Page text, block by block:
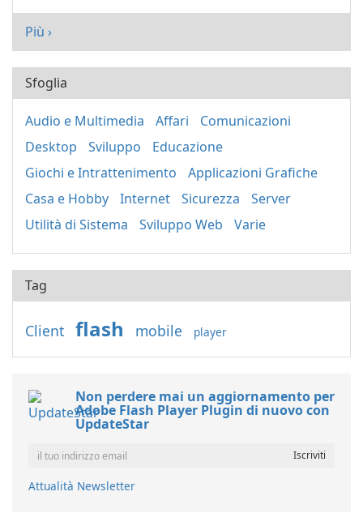
Più ›
Sfoglia
Audio e Multimedia Affari
Comunicazioni
Desktop
Sviluppo
Educazione
Giochi e Intrattenimento
Applicazioni Grafiche
Casa e Hobby
Internet Sicurezza
Server
Utilità di Sistema
Sviluppo Web Varie
Tag
Client flash mobile player
Non perdere mai un aggiornamento per
Adobe Flash Player Plugin di nuovo con
UpdateStar
Attualità Newsletter